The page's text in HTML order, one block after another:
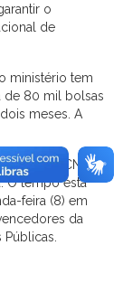
o
de
ministério tem
de 80 mil bolsas
meses. A
para o CNPq
O tempo está
feira (8) em
da